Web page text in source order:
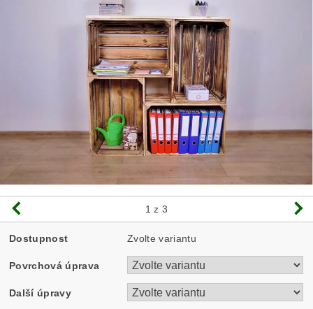
1 z 3
Dostupnost Zvolte variantu
Povrchová úprava
Další úpravy